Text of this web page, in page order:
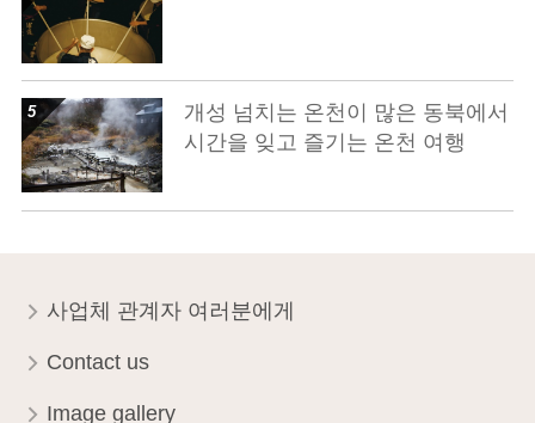
개성 넘치는 온천이 많은 동북에서
시간을 잊고 즐기는 온천 여행
show details
사업체 관계자 여러분에게
Contact us
Image gallery